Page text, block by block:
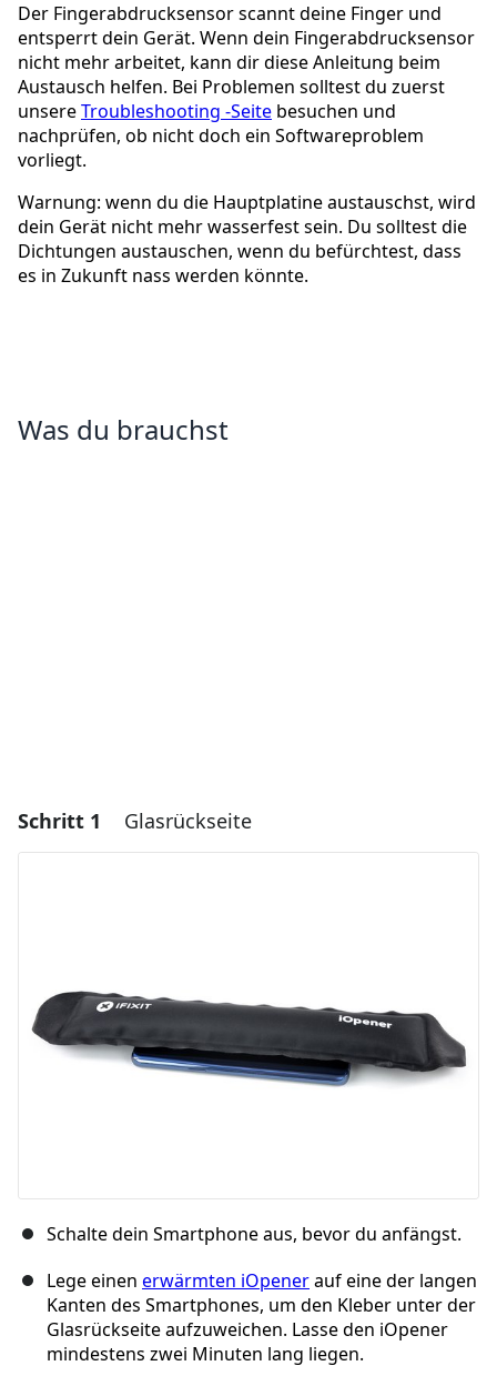
Der Fingerabdrucksensor scannt deine Finger und
entsperrt dein Gerät. Wenn dein Fingerabdrucksensor
nicht mehr arbeitet, kann dir diese Anleitung beim
Austausch helfen. Bei Problemen solltest du zuerst
unsereTroubleshooting -Seite besuchen und
nachprüfen, ob nicht doch ein Softwareproblem
vorliegt.
Warnung: wenn du die Hauptplatine austauschst, wird
dein Gerät nicht mehr wasserfest sein. Du solltest die
Dichtungen austauschen, wenn du befürchtest, dass
es in Zukunft nass werden könnte.
Was du brauchst
Schritt 1 Glasrückseite
Schalte dein Smartphone aus, bevor du anfängst.
Lege einen erwärmten iOpenerauf eine der langen
Kanten des Smartphones, um den Kleber unter der
Glasrückseite aufzuweichen. Lasse den iOpener
mindestens zwei Minuten lang liegen.